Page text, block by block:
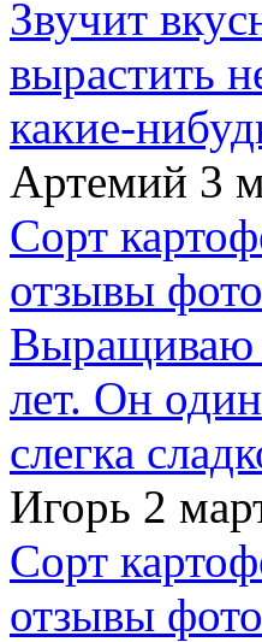
Звучит
вырастить
какие-
Артемий 3
Сорт
отзывы
Выращиваю
лет. Он
слегка
Игорь 2
Сорт
отзывы